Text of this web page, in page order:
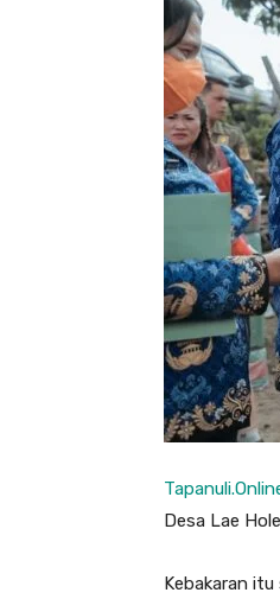
Desa Lae
Kebakaran